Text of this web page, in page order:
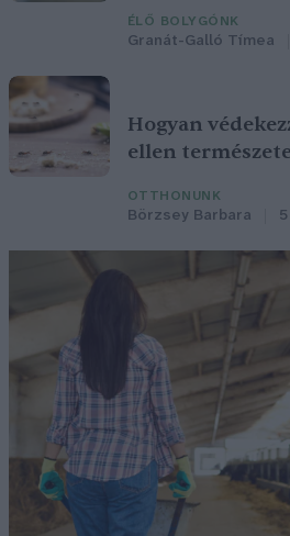
ÉLŐ BOLYGÓNK
Granát-Galló Tímea
Hogyan
ellen
OTTHONUNK
Börzsey Barbara